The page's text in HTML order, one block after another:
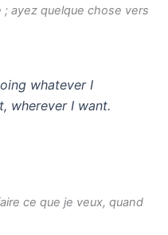
ayez quelque chose vers
whatever I
wherever I want.
ce que je veux, quand